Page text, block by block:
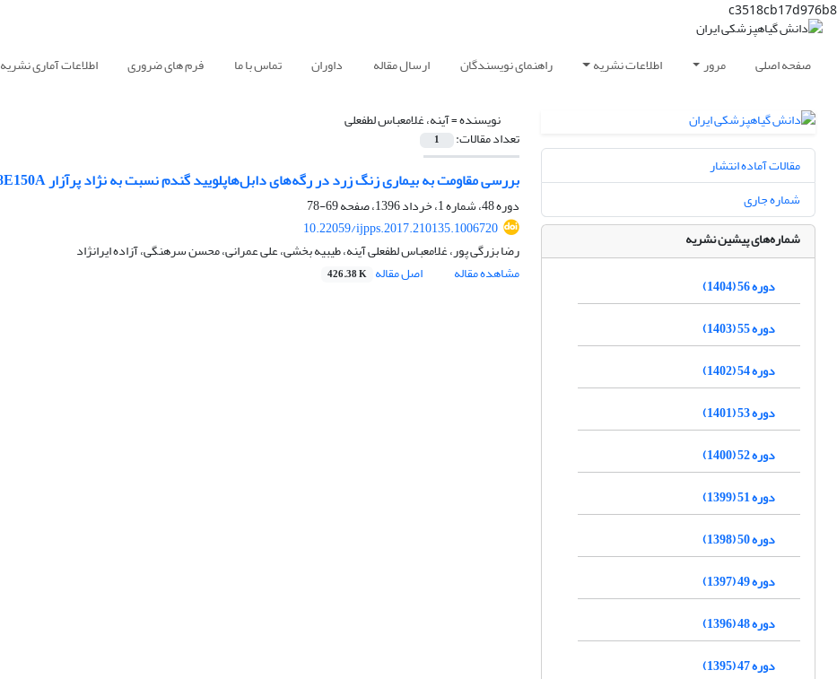
c3518cb17d976b8
صفحه اصلی مرور اطلاعات نشریه راهنمای نویسندگان ارسال مقاله داوران تماس با ما فرم های ضروری اطلاعات آماری نشریه
نویسنده =آینه، غلامعباس لطفعلی
تعداد مقالات: 1
بررسی مقاومت به بیماری زنگ زرد در رگه‌های دابل‌هاپلویید گندم نسبت به نژاد پرآزار 98E150A+
دوره 48، شماره 1، خرداد 1396، صفحه
69-78
10.22059/ijpps.2017.210135.1006720
رضا بزرگی پور، غلامعباس لطفعلی آینه، طیبیه بخشی، علی عمرانی، محسن سرهنگی، آزاده ایرانژاد
مشاهده مقاله
اصل مقاله 426.38 K
مقالات آماده انتشار
شماره جاری
شماره‌های پیشین نشریه
دوره 56 (1404)
دوره 55 (1403)
دوره 54 (1402)
دوره 53 (1401)
دوره 52 (1400)
دوره 51 (1399)
دوره 50 (1398)
دوره 49 (1397)
دوره 48 (1396)
دوره 47 (1395)